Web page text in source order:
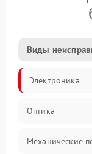
Виды
Электроника
Оптика
Механические